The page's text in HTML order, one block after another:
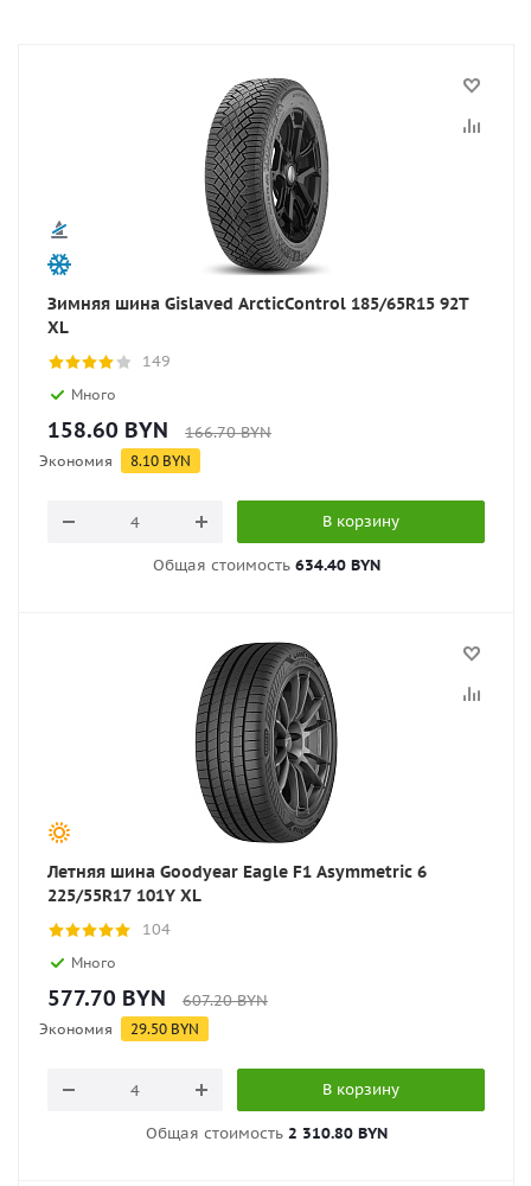
Зимняя шина Gislaved ArcticControl 185/65R15 92T
XL
149
Много
158.60 BYN 166.70BYN
Экономия 8.10 BYN
В корзину
Общая стоимость 634.40 BYN
Летняя шина Goodyear Eagle F1 Asymmetric 6
225/55R17 101Y XL
104
Много
577.70 BYN 607.20BYN
Экономия 29.50 BYN
В корзину
Общая стоимость 2 310.80 BYN